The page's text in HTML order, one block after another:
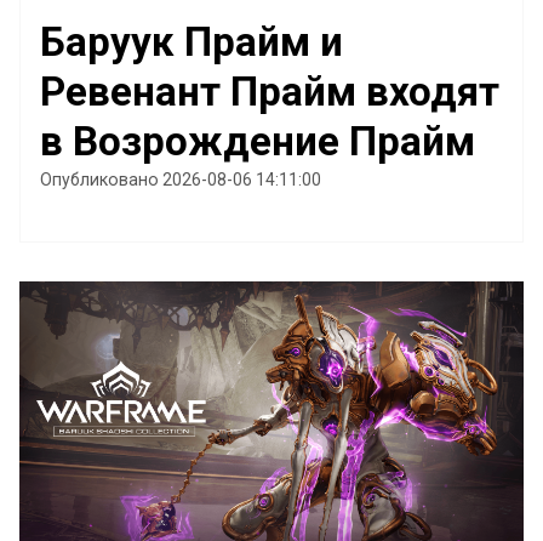
Баруук Прайм и
Ревенант Прайм входят
в Возрождение Прайм
Опубликовано 2026-08-06 14:11:00